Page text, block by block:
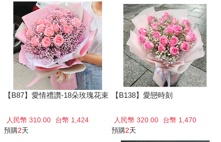
【B87】愛情禮讚-18朵玫瑰花束
人民幣 310.00
台幣 1,424
預購2天
【B138】愛戀時刻
人民幣 320.00
台幣 1,470
預購2天